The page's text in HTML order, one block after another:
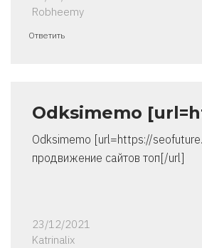
Robheemy
Ответить
Odksimemo
Odksimemo [url=https://
продвижение сайтов топ[/url]
23/12/2021
Katrinalix